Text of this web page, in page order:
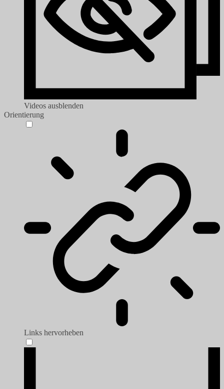
Videos ausblenden
Orientierung
Links hervorheben